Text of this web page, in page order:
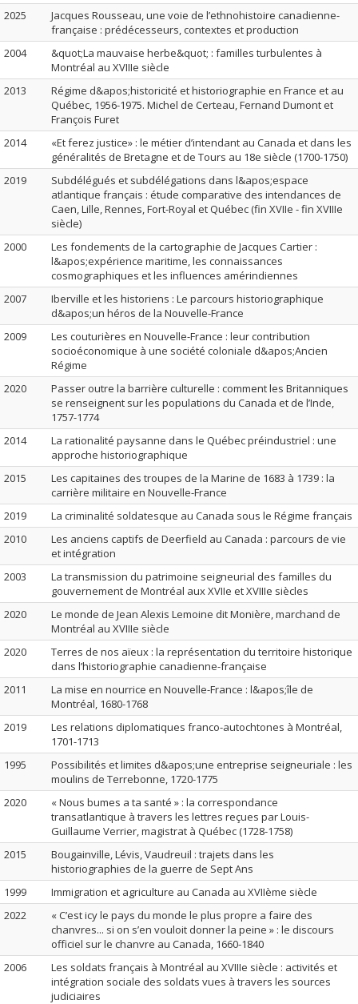
2025
Jacques Rousseau, une voie de l’ethnohistoire canadienne-
française : prédécesseurs, contextes et production
2004
&quot;La mauvaise herbe&quot; : familles turbulentes à
Montréal au XVIIIe siècle
2013
Régime d&apos;historicité et historiographie en France et au
Québec, 1956-1975. Michel de Certeau, Fernand Dumont et
François Furet
2014
«Et ferez justice» : le métier d’intendant au Canada et dans les
généralités de Bretagne et de Tours au 18e siècle (1700-1750)
2019
Subdélégués et subdélégations dans l&apos;espace
atlantique français : étude comparative des intendances de
Caen, Lille, Rennes, Fort-Royal et Québec (fin XVIIe - fin XVIIIe
siècle)
2000
Les fondements de la cartographie de Jacques Cartier :
l&apos;expérience maritime, les connaissances
cosmographiques et les influences amérindiennes
2007
Iberville et les historiens : Le parcours historiographique
d&apos;un héros de la Nouvelle-France
2009
Les couturières en Nouvelle-France : leur contribution
socioéconomique à une société coloniale d&apos;Ancien
Régime
2020
Passer outre la barrière culturelle : comment les Britanniques
se renseignent sur les populations du Canada et de l’Inde,
1757-1774
2014
La rationalité paysanne dans le Québec préindustriel : une
approche historiographique
2015
Les capitaines des troupes de la Marine de 1683 à 1739 : la
carrière militaire en Nouvelle-France
2019
La criminalité soldatesque au Canada sous le Régime français
2010
Les anciens captifs de Deerfield au Canada : parcours de vie
et intégration
2003
La transmission du patrimoine seigneurial des familles du
gouvernement de Montréal aux XVIIe et XVIIIe siècles
2020
Le monde de Jean Alexis Lemoine dit Monière, marchand de
Montréal au XVIIIe siècle
2020
Terres de nos aïeux : la représentation du territoire historique
dans l’historiographie canadienne-française
2011
La mise en nourrice en Nouvelle-France : l&apos;île de
Montréal, 1680-1768
2019
Les relations diplomatiques franco-autochtones à Montréal,
1701-1713
1995
Possibilités et limites d&apos;une entreprise seigneuriale : les
moulins de Terrebonne, 1720-1775
2020
« Nous bumes a ta santé » : la correspondance
transatlantique à travers les lettres reçues par Louis-
Guillaume Verrier, magistrat à Québec (1728-1758)
2015
Bougainville, Lévis, Vaudreuil : trajets dans les
historiographies de la guerre de Sept Ans
1999
Immigration et agriculture au Canada au XVIIème siècle
2022
« C’est icy le pays du monde le plus propre a faire des
chanvres... si on s’en vouloit donner la peine » : le discours
officiel sur le chanvre au Canada, 1660-1840
2006
Les soldats français à Montréal au XVIIIe siècle : activités et
intégration sociale des soldats vues à travers les sources
judiciaires